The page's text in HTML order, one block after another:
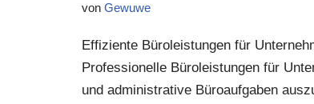
von Gewuwe
Effiziente Büroleistungen für
Professionelle Büroleistungen für
und administrative Büroaufgaben